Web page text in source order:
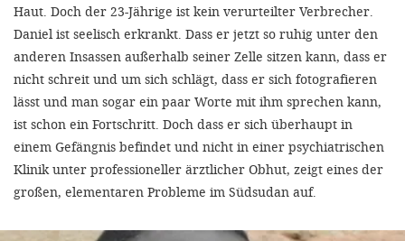
Haut. Doch der 23-Jährige ist kein verurteilter Verbrecher.
Daniel ist seelisch erkrankt. Dass er jetzt so ruhig unter den
anderen Insassen außerhalb seiner Zelle sitzen kann, dass er
nicht schreit und um sich schlägt, dass er sich fotografieren
lässt und man sogar ein paar Worte mit ihm sprechen kann,
ist schon ein Fortschritt. Doch dass er sich überhaupt in
einem Gefängnis befindet und nicht in einer psychiatrischen
Klinik unter professioneller ärztlicher Obhut, zeigt eines der
großen, elementaren Probleme im Südsudan auf.